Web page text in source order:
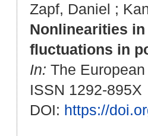
Zapf, Daniel ;
Nonlinearities
fluctuations in
In: The
ISSN 1292-895X
DOI: https://